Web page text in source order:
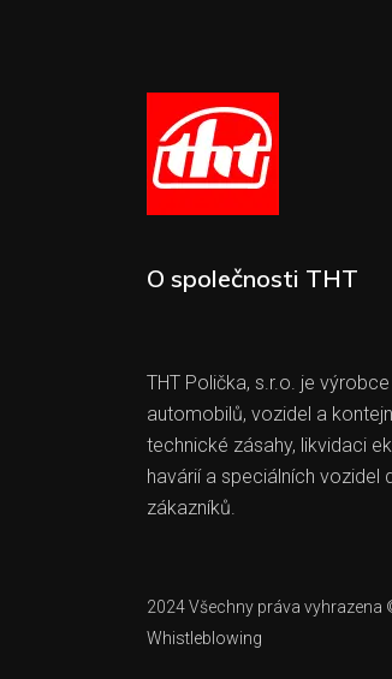
O společnosti THT
THT Polička, s.r.o. je
automobilů, vozidel a
technické zásahy, likvidaci
havárií a speciálních vozidel
zákazníků.
2024 Všechny práva vyhrazena
Whistleblowing